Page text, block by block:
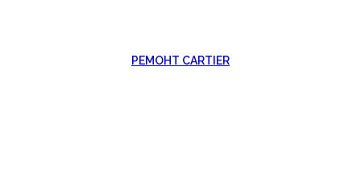
РЕМОНТ CARTIER